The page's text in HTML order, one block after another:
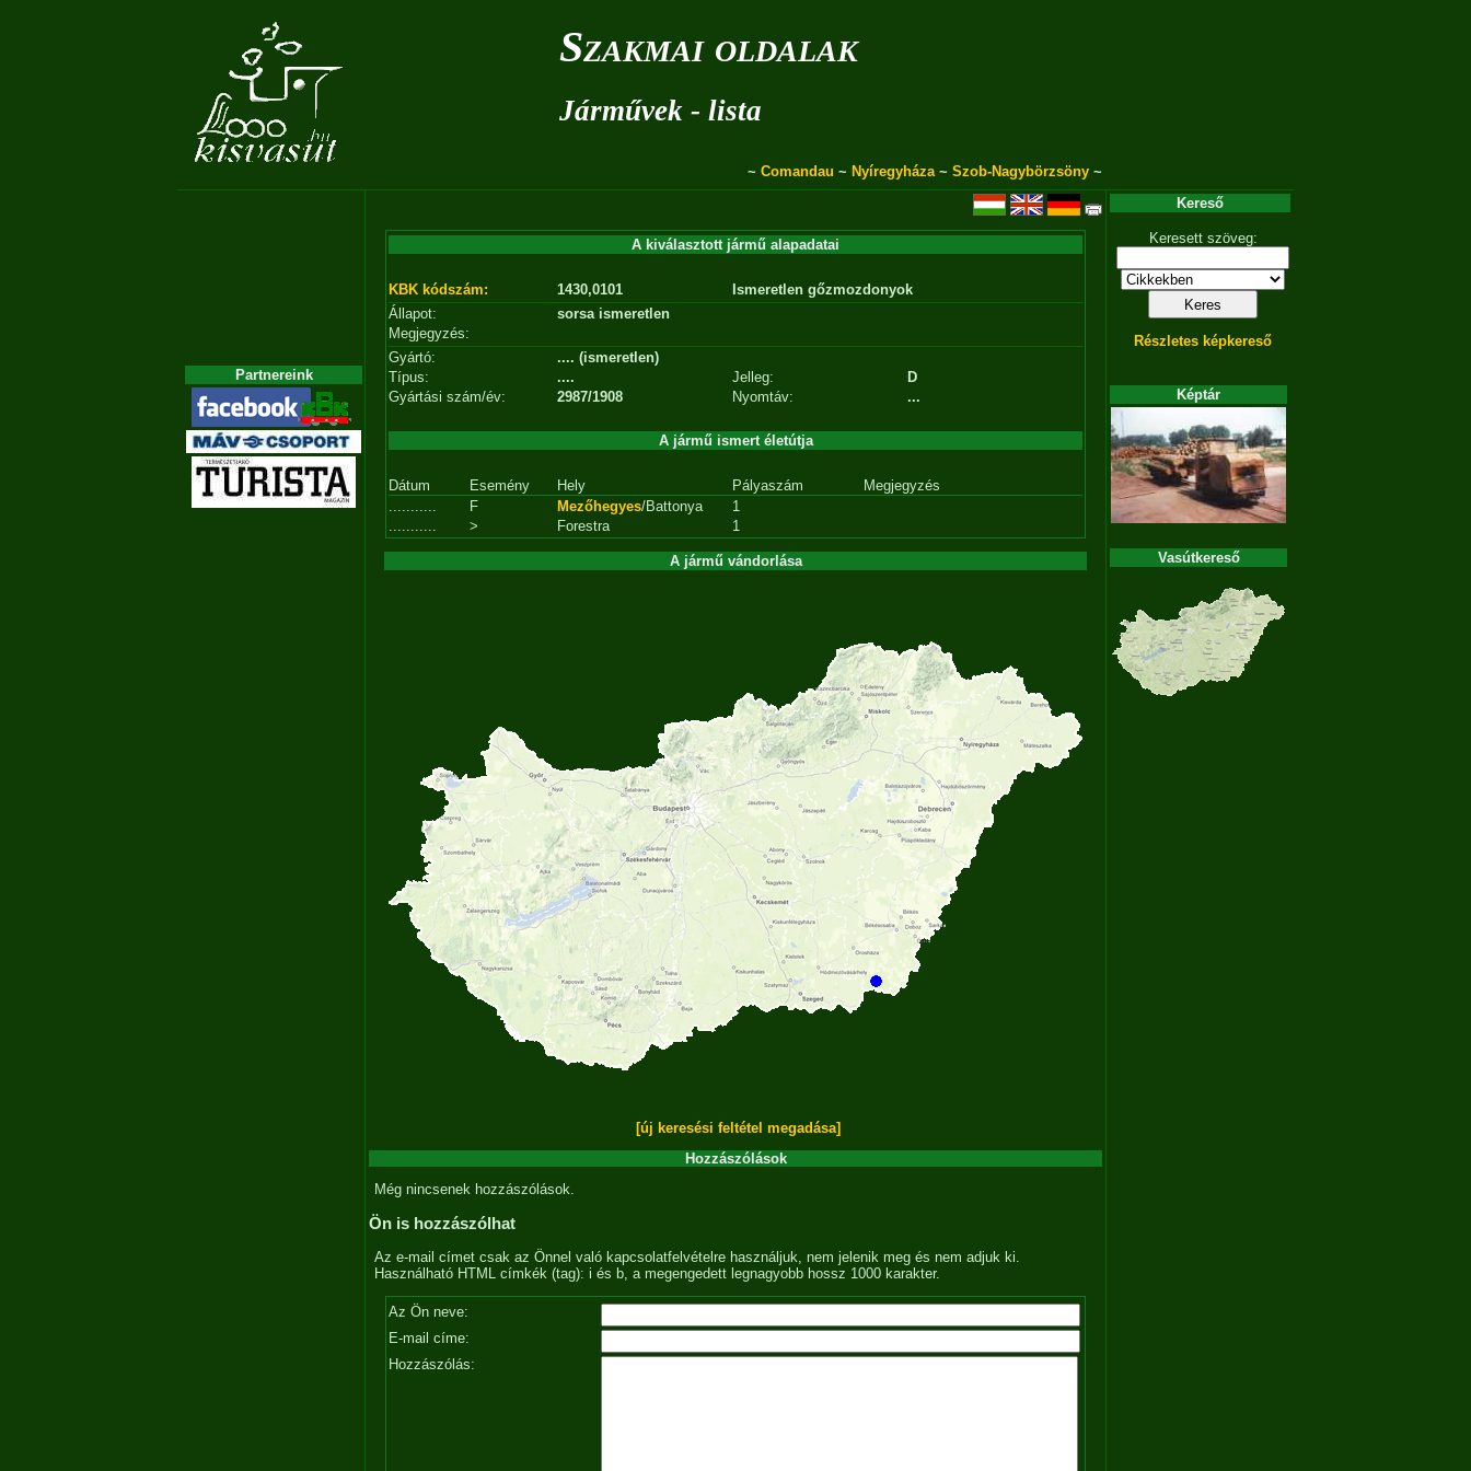
Szakmai oldalak
Járművek - lista
~ Comandau ~ Nyíregyháza~ Szob-Nagybörzsöny ~
Partnereink
A kiválasztott jármű alapadatai
KBK kódszám: 1430,0101
Ismeretlen gőzmozdonyok
Állapot:
sorsa ismeretlen
Megjegyzés:
Gyártó:
.... (ismeretlen)
Típus:
.... Jelleg:
D
Gyártási szám/év:
2987/1908 Nyomtáv: ...
A jármű ismert életútja
Dátum Esemény Hely Pályaszám
Megjegyzés
...........
F Mezőhegyes/Battonya
1
...........
> Forestra 1
A jármű vándorlása
[új keresési feltétel megadása]
Hozzászólások
Még nincsenek hozzászólások.
Ön is hozzászólhat
Az e-mail címet csak az Önnel való kapcsolatfelvételre használjuk, nem jelenik meg és nem adjuk ki.
Használható HTML címkék (tag): i és b, a megengedett legnagyobb hossz 1000 karakter.
Az Ön neve:
E-mail címe:
Hozzászólás:
Kereső
Keresett szöveg:
Részletes képkereső
Képtár
Vasútkereső